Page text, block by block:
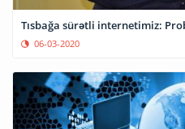
Tısbağa sürətli internetimiz:
06-03-2020